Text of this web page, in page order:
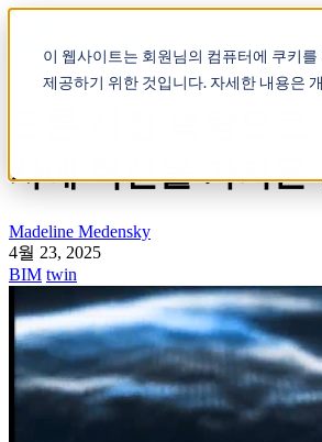
이 웹사이트는 회원님의 컴퓨터에 쿠키
제공하기 위한 것입니다. 자세한 내용은
사에 혁신을 가져온
Madeline Medensky
4월 23, 2025
BIM twin